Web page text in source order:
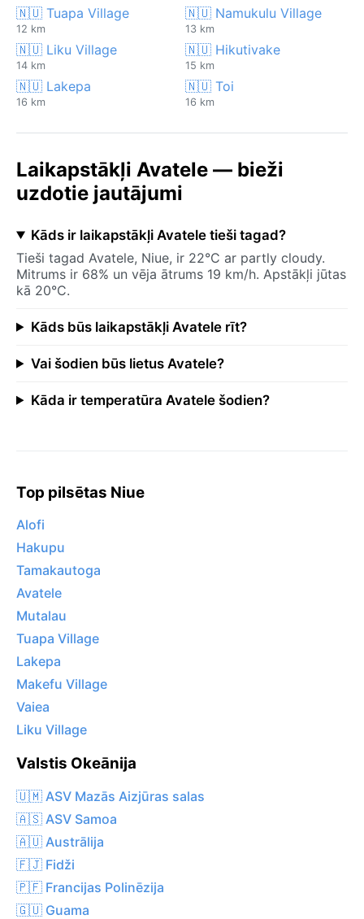
🇳🇺 Tuapa Village
12 km
🇳🇺 Namukulu Village
13 km
🇳🇺 Liku Village
14 km
🇳🇺 Hikutivake
15 km
🇳🇺 Lakepa
16 km
🇳🇺 Toi
16 km
Laikapstākļi Avatele — bieži
uzdotie jautājumi
Kāds ir laikapstākļi Avatele tieši tagad?
Tieši tagad Avatele, Niue, ir 22°C ar partly cloudy.
Mitrums ir 68% un vēja ātrums 19 km/h. Apstākļi jūtas
kā 20°C.
Kāds būs laikapstākļi Avatele rīt?
Vai šodien būs lietus Avatele?
Kāda ir temperatūra Avatele šodien?
Top pilsētas Niue
Alofi
Hakupu
Tamakautoga
Avatele
Mutalau
Tuapa Village
Lakepa
Makefu Village
Vaiea
Liku Village
Valstis Okeānija
🇺🇲 ASV Mazās Aizjūras salas
🇦🇸 ASV Samoa
🇦🇺 Austrālija
🇫🇯 Fidži
🇵🇫 Francijas Polinēzija
🇬🇺 Guama